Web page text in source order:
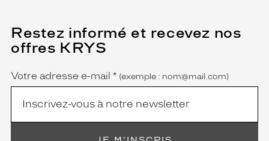
Restez informé et recevez nos
offres KRYS
Name
Votre adresse e-mail *
(Ce
champ
est
obligatoire)
(exemple : nom@mail.com)